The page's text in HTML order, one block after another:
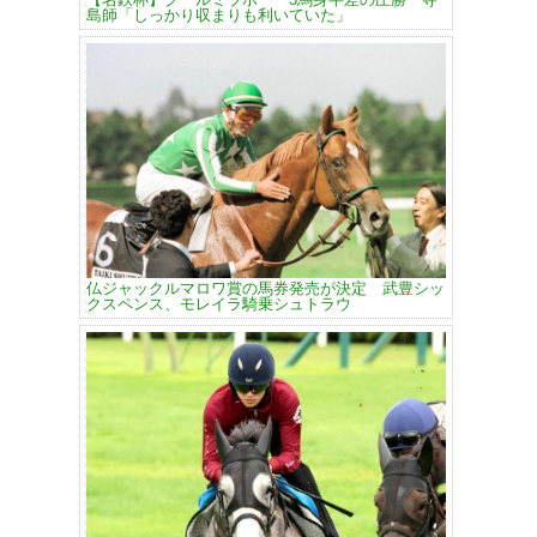
島師「しっかり収まりも利いていた」
仏ジャックルマロワ賞の馬券発売が決定 武豊シッ
クスペンス、モレイラ騎乗シュトラウ